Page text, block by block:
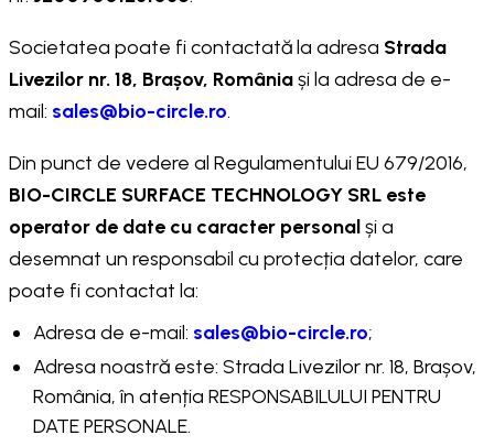
Societatea poate fi contactată la adresa Strada
Livezilor nr. 18, Brașov, Româniași la adresa de e-
mail: sales@bio-circle.ro.
Din punct de vedere al Regulamentului EU 679/2016,
BIO-CIRCLE SURFACE TECHNOLOGY SRL este
operator de date cu caracter personalși a
desemnat un responsabil cu protecția datelor, care
poate fi contactat la:
Adresa de e-mail: sales@bio-circle.ro;
Adresa noastră este: Strada Livezilor nr. 18, Brașov,
România, în atenția RESPONSABILULUI PENTRU
DATE PERSONALE.